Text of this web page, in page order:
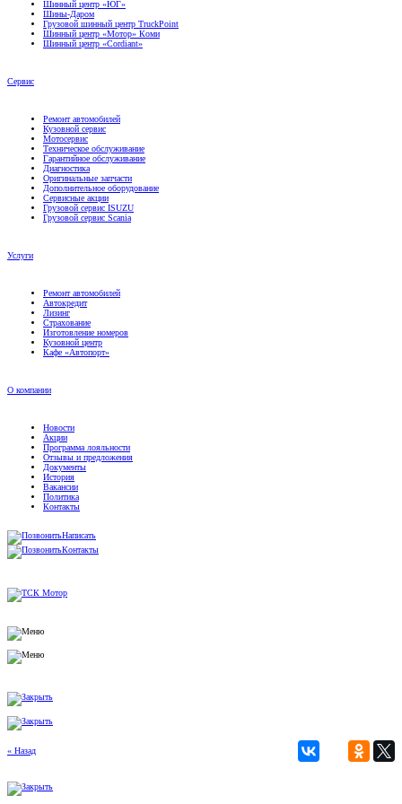
Грузовой шинный центр TruckPoint
Шинный центр «Мотор» Коми
Шинный центр «Cordiant»
Кузовной сервис
Мотосервис
Техническое обслуживание
Гарантийное обслуживание
Диагностика
Оригинальные запчасти
Дополнительное оборудование
Сервисные акции
Грузовой сервис ISUZU
Грузовой сервис Scania
Автокредит
Лизинг
Страхование
Изготовление номеров
Кузовной центр
Кафе «Автопорт»
Акции
Программа лояльности
Отзывы и предложения
Документы
История
Вакансии
Политика
Контакты
Контакты